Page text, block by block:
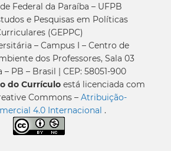
Federal da Paraíba – UFPB
e Pesquisas em Políticas
(GEPPC)
– Campus I – Centro de
dos Professores, Sala 03
– PB – Brasil | CEP: 58051-900
do Currículo está licenciada com
Commons – Atribuição-
4.0 Internacional .